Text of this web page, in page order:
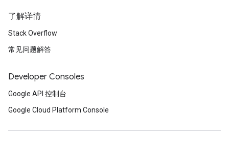
了解详情
Stack Overflow
常见问题解答
Developer Consoles
Google API 控制台
Google Cloud Platform Console